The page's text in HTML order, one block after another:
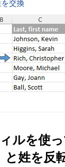
交換
ルを使
と姓を反